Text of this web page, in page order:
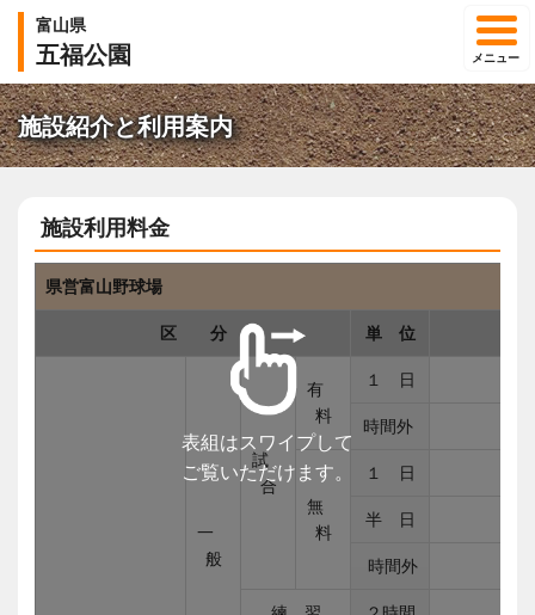
富山県
五福公園 メニュー
施設紹介と利用案内
施設利用料金
県営富山野球場
区 分 単 位
一
般
試
合
有
料
１ 日
時間外
無
料
１ 日
半 日
時間外
表組はスワイプして
ご覧いただけます。